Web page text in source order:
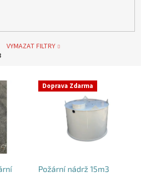
VYMAZAT FILTRY
Doprava Zdarma
Požární nádrž 15m3